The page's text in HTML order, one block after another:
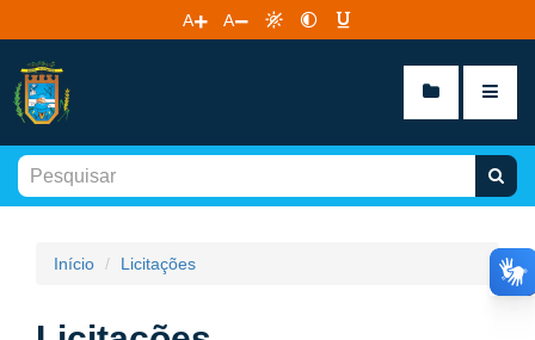
A A
Início Licitações